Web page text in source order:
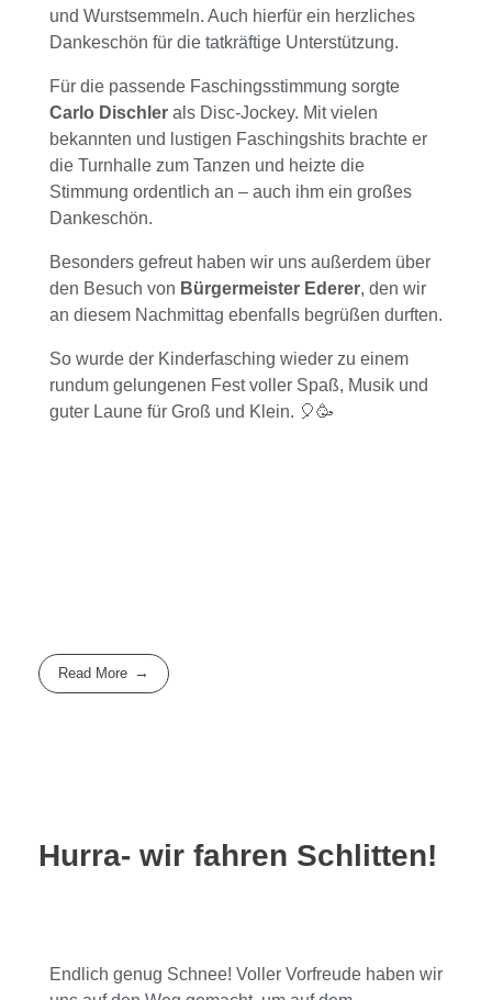
und Wurstsemmeln. Auch hierfür ein herzliches
Dankeschön für die tatkräftige Unterstützung.
Für die passende Faschingsstimmung sorgte
Carlo Dischler als Disc-Jockey. Mit vielen
bekannten und lustigen Faschingshits brachte er
die Turnhalle zum Tanzen und heizte die
Stimmung ordentlich an – auch ihm ein großes
Dankeschön.
Besonders gefreut haben wir uns außerdem über
den Besuch von Bürgermeister Ederer, den wir
an diesem Nachmittag ebenfalls begrüßen durften.
So wurde der Kinderfasching wieder zu einem
rundum gelungenen Fest voller Spaß, Musik und
guter Laune für Groß und Klein. 🎈🥳
Read More
Hurra- wir fahren Schlitten!
Endlich genug Schnee! Voller Vorfreude haben wir